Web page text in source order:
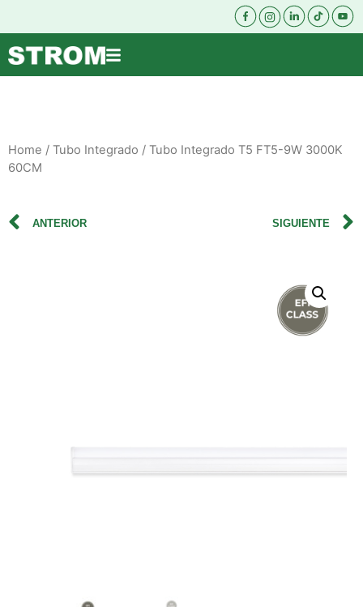
Home / Tubo Integrado / Tubo Integrado T5 FT5-9W 3000K
60CM
ANTERIOR SIGUIENTE